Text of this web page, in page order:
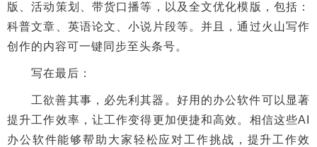
版、活动策划、带货口播等，以及全文优化模版，包括：
科普文章、英语论文、小说片段等。并且，通过火山写作
创作的内容可一键同步至头条号。
写在最后：
工欲善其事，必先利其器。好用的办公软件可以显著
提升工作效率，让工作变得更加便捷和高效。相信这些AI
办公软件能够帮助大家轻松应对工作挑战，提升工作效